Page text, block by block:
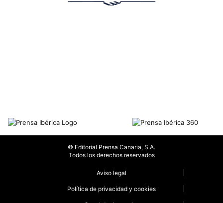
© Editorial Prensa Canaria, S.A.
Todos los derechos reservados
Aviso legal
Política de privacidad y cookies